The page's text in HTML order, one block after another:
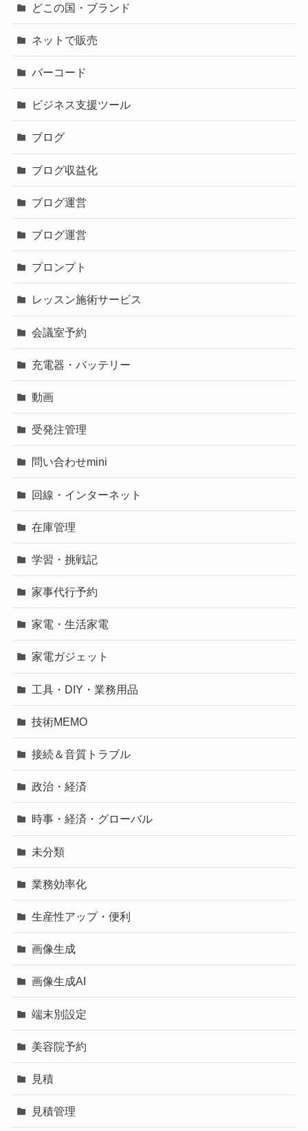
どこの国・ブランド
ネットで販売
バーコード
ビジネス支援ツール
ブログ
ブログ収益化
ブログ運営
ブログ運営
プロンプト
レッスン施術サービス
会議室予約
充電器・バッテリー
動画
受発注管理
問い合わせmini
回線・インターネット
在庫管理
学習・挑戦記
家事代行予約
家電・生活家電
家電ガジェット
工具・DIY・業務用品
技術MEMO
接続＆音質トラブル
政治・経済
時事・経済・グローバル
未分類
業務効率化
生産性アップ・便利
画像生成
画像生成AI
端末別設定
美容院予約
見積
見積管理